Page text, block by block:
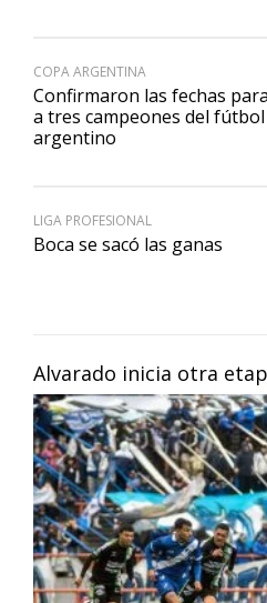
Alvarado inicia otra
COPA ARGENTINA
Confirmaron las fechas
a tres campeones del fútbol
argentino
LIGA PROFESIONAL
Boca se sacó las ganas